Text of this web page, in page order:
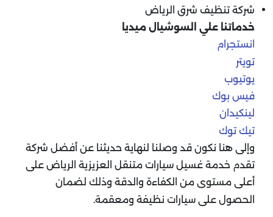
شركة تنظيف شرق الرياض
خدماتنا علي السوشيال ميديا
انستجرام
تويتر
يوتيوب
فيس بوك
لينكيدان
تيك توك
وإلى هنا نكون قد وصلنا لنهاية حديثنا عن أفضل شركة
تقدم خدمة غسيل سيارات متنقل العزيزية الرياض على
أعلى مستوى من الكفاءة والدقة وذلك لضمان
الحصول على سيارات نظيفة ومعقمة.